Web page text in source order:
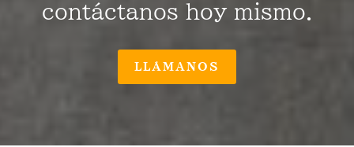
contáctanos hoy mismo.
LLÁMANOS